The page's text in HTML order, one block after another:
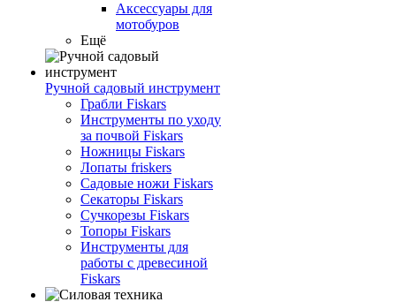
Аксессуары для
мотобуров
Ещё
Ручной садовый инструмент
Грабли Fiskars
Инструменты по уходу
за почвой Fiskars
Ножницы Fiskars
Лопаты friskers
Садовые ножи Fiskars
Секаторы Fiskars
Сучкорезы Fiskars
Топоры Fiskars
Инструменты для
работы с древесиной
Fiskars